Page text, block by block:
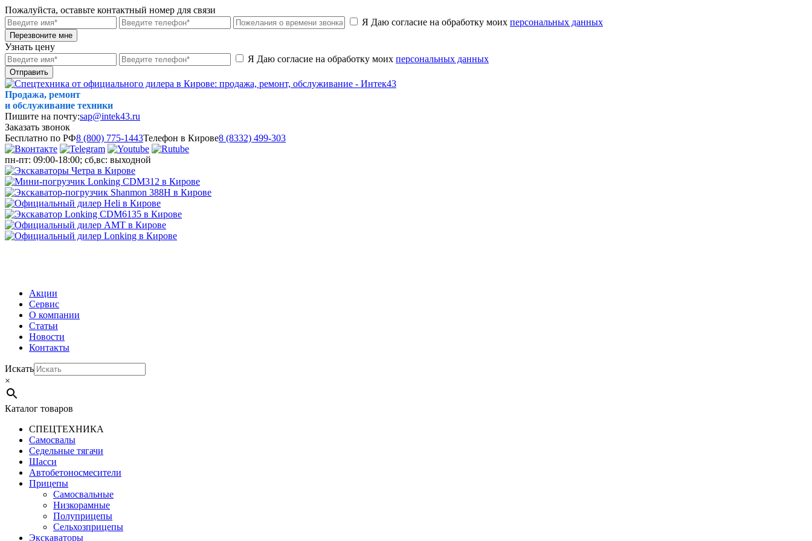
Пожалуйста, оставьте контактный номер для связи
Я Даю согласие на обработку моих персональных данных
Перезвоните мне
Узнать цену
Я Даю согласие на обработку моих персональных данных
Отправить
Продажа, ремонт
и обслуживание техники
Пишите на почту:sap@intek43.ru
Заказать звонок
Бесплатно по РФ8 (800) 775-1443Телефон в Кирове8 (8332) 499-303
пн-пт: 09:00-18:00; сб,вс: выходной
Акции
Сервис
О компании
Статьи
Новости
Контакты
Искать
×
Каталог товаров
СПЕЦТЕХНИКА
Самосвалы
Седельные тягачи
Шасси
Автобетоно­смесители
Прицепы
Самосвальные
Низкорамные
Полуприцепы
Сельхозприцепы
Экскаваторы